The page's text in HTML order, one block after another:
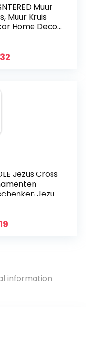
Muur
Muur Kruis
Home Decor
Eenvoudige
Jezus Cross
Jezus
Decoraties,
information